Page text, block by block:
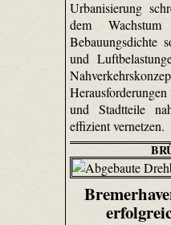
Urbanisierung
dem Wachstum
Bebauungsdichte
und
und Stadtteile
effizient vernetzen.